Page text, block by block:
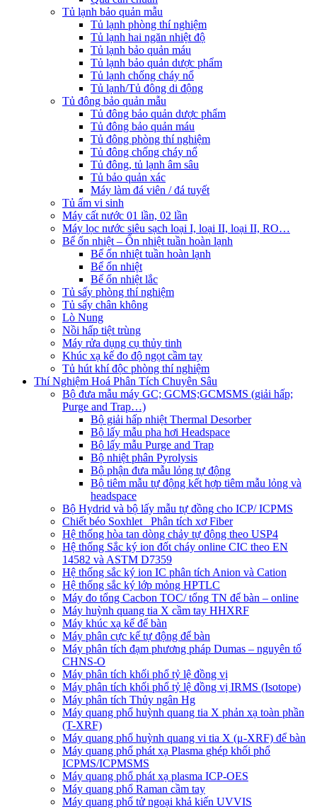
Tủ lạnh bảo quản mẫu
Tủ lạnh phòng thí nghiệm
Tủ lạnh hai ngăn nhiệt độ
Tủ lạnh bảo quản máu
Tủ lạnh bảo quản dược phẩm
Tủ lạnh chống cháy nổ
Tủ lạnh/Tủ đông di động
Tủ đông bảo quản mẫu
Tủ đông bảo quản dược phẩm
Tủ đông bảo quản máu
Tủ đông phòng thí nghiệm
Tủ đông chống cháy nổ
Tủ đông, tủ lạnh âm sâu
Tủ bảo quản xác
Máy làm đá viên / đá tuyết
Tủ ấm vi sinh
Máy cất nước 01 lần, 02 lần
Máy lọc nước siêu sạch loại I, loại II, loại II, RO…
Bể ổn nhiệt – Ổn nhiệt tuần hoàn lạnh
Bể ổn nhiệt tuần hoàn lạnh
Bể ổn nhiệt
Bể ổn nhiệt lắc
Tủ sấy phòng thí nghiệm
Tủ sấy chân không
Lò Nung
Nồi hấp tiệt trùng
Máy rửa dụng cụ thủy tinh
Khúc xạ kế đo độ ngọt cầm tay
Tủ hút khí độc phòng thí nghiệm
Thí Nghiệm Hoá Phân Tích Chuyên Sâu
Bộ đưa mẫu máy GC; GCMS;GCMSMS (giải hấp;
Purge and Trap…)
Bộ giải hấp nhiệt Thermal Desorber
Bộ lấy mẫu pha hơi Headspace
Bộ lấy mẫu Purge and Trap
Bộ nhiệt phân Pyrolysis
Bộ phận đưa mẫu lỏng tự động
Bộ tiêm mẫu tự động kết hợp tiêm mẫu lỏng và
headspace
Bộ Hydrid và bộ lấy mẫu tự đồng cho ICP/ ICPMS
Chiết béo Soxhlet_ Phân tích xơ Fiber
Hệ thống hòa tan dòng chảy tự động theo USP4
Hệ thống Sắc ký ion đốt cháy online CIC theo EN
14582 và ASTM D7359
Hệ thống sắc ký ion IC phân tích Anion và Cation
Hệ thống sắc ký lớp mỏng HPTLC
Máy đo tổng Cacbon TOC/ tổng TN để bàn – online
Máy huỳnh quang tia X cầm tay HHXRF
Máy khúc xạ kế để bàn
Máy phân cực kế tự động để bàn
Máy phân tích đạm phương pháp Dumas – nguyên tố
CHNS-O
Máy phân tích khối phổ tỷ lệ đồng vị
Máy phân tích khối phổ tỷ lệ đồng vị IRMS (Isotope)
Máy phân tích Thủy ngân Hg
Máy quang phổ huỳnh quang tia X phản xạ toàn phần
(T-XRF)
Máy quang phổ huỳnh quang vi tia X (μ-XRF) để bàn
Máy quang phổ phát xạ Plasma ghép khối phổ
ICPMS/ICPMSMS
Máy quang phổ phát xạ plasma ICP-OES
Máy quang phổ Raman cầm tay
Máy quang phổ tử ngoại khả kiến UVVIS